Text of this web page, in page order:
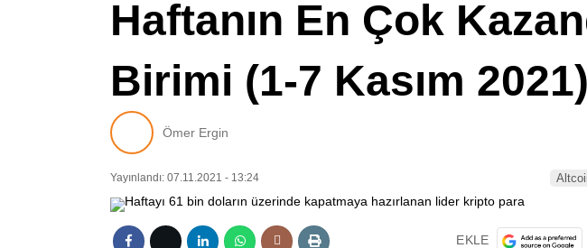
Haftanın En Çok
Birimi (1-7 Kasım 2021)
Ömer Ergin
Yayınlandı: 07.11.2021 - 13:24
EKLE